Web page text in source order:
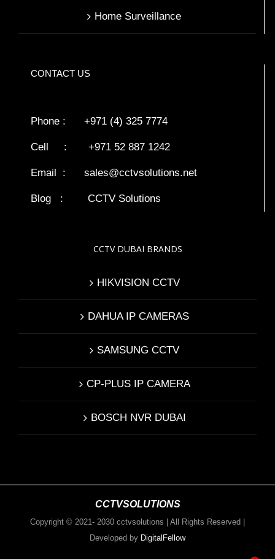
Home Surveillance
CONTACT US
Phone : +971 (4) 325 7774
Cell : +971 52 887 1242
Email : sales@cctvsolutions.net
Blog : CCTV Solutions
CCTV DUBAI BRANDS
HIKVISION CCTV
DAHUA IP CAMERAS
SAMSUNG CCTV
CP-PLUS IP CAMERA
BOSCH NVR DUBAI
CCTVSOLUTIONS
Copyright © 2021- 2030 cctvsolutions | All Rights Reserved |
Developed by DigitalFellow